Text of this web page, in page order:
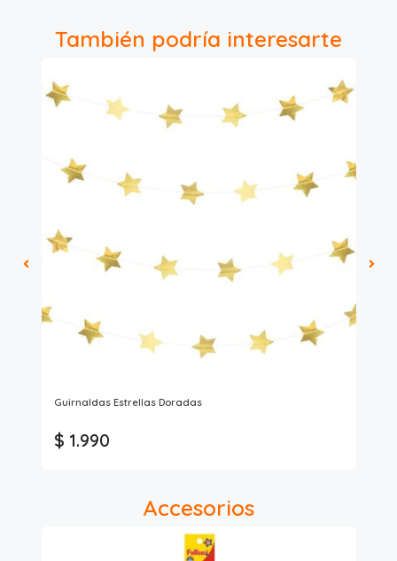
También podría interesarte
Guirnaldas Estrellas Doradas
$ 1.990
Accesorios